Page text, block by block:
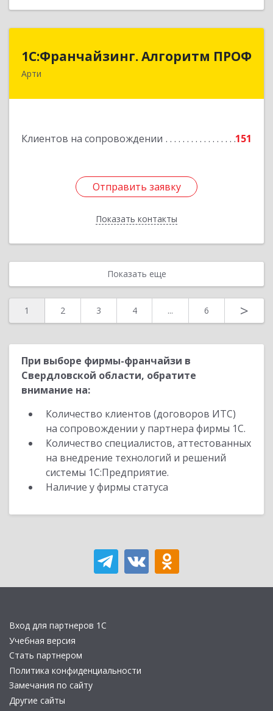
1С:Франчайзинг. Алгоритм ПРОФ
Арти
Клиентов на сопровождении 151
Отправить заявку
Показать контакты
1С:Франчайзинг. Алгоритм ПРОФ
623340, Свердловская обл, Артинский р-н, Арти
Отправить заявку
Назад
Показать еще
1 2 3 4 ... 6 >
При выборе фирмы-франчайзи в
Свердловской области, обратите
внимание на:
Количество клиентов (договоров ИТС)
на сопровождении у партнера фирмы 1С.
Количество специалистов, аттестованных
на внедрение технологий и решений
системы 1С:Предприятие.
Наличие у фирмы статуса
Вход для партнеров 1С
Учебная версия
Стать партнером
Политика конфиденциальности
Замечания по сайту
Другие сайты